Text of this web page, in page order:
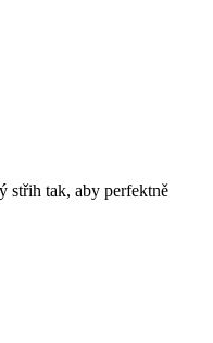
střih tak, aby perfektně